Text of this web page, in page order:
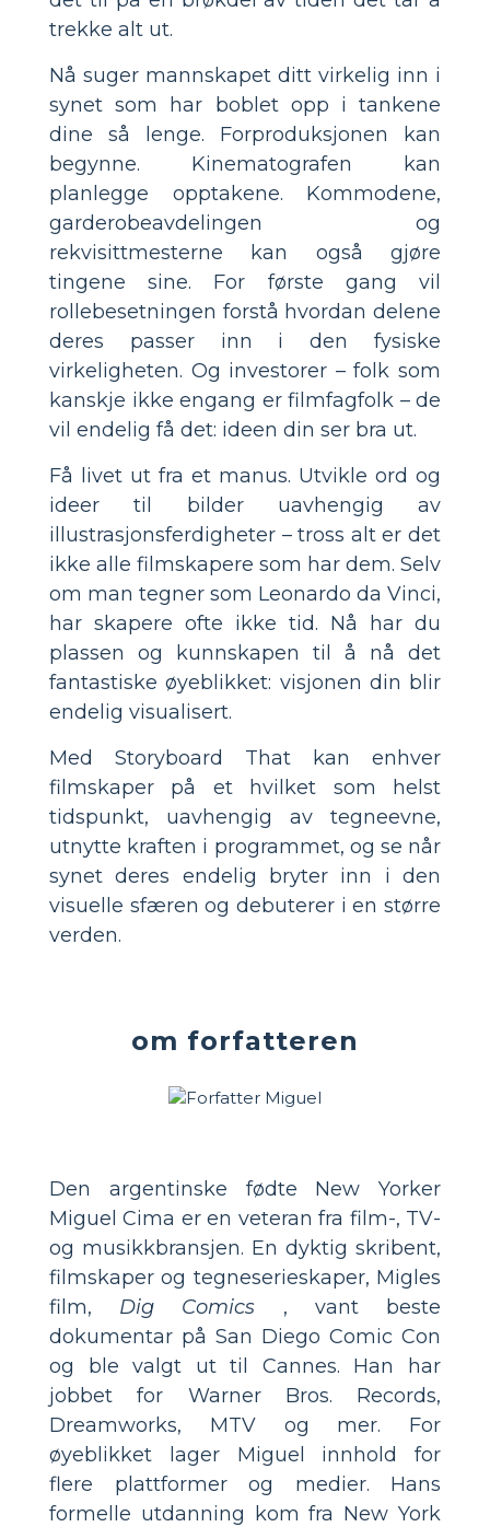
trekke alt ut.
Nå suger mannskapet ditt virkelig inn i
synet som har boblet opp i tankene
dine så lenge. Forproduksjonen kan
begynne. Kinematografen kan
planlegge opptakene. Kommodene,
garderobeavdelingen og
rekvisittmesterne kan også gjøre
tingene sine. For første gang vil
rollebesetningen forstå hvordan delene
deres passer inn i den fysiske
virkeligheten. Og investorer – folk som
kanskje ikke engang er filmfagfolk – de
vil endelig få det: ideen din ser bra ut.
Få livet ut fra et manus. Utvikle ord og
ideer til bilder uavhengig av
illustrasjonsferdigheter – tross alt er det
ikke alle filmskapere som har dem. Selv
om man tegner som Leonardo da Vinci,
har skapere ofte ikke tid. Nå har du
plassen og kunnskapen til å nå det
fantastiske øyeblikket: visjonen din blir
endelig visualisert.
Med Storyboard That kan enhver
filmskaper på et hvilket som helst
tidspunkt, uavhengig av tegneevne,
utnytte kraften i programmet, og se når
synet deres endelig bryter inn i den
visuelle sfæren og debuterer i en større
verden.
om forfatteren
Den argentinske fødte New Yorker
Miguel Cima er en veteran fra film-, TV-
og musikkbransjen. En dyktig skribent,
filmskaper og tegneserieskaper, Migles
film, Dig Comics , vant beste
dokumentar på San Diego Comic Con
og ble valgt ut til Cannes. Han har
jobbet for Warner Bros. Records,
Dreamworks, MTV og mer. For
øyeblikket lager Miguel innhold for
flere plattformer og medier. Hans
formelle utdanning kom fra New York